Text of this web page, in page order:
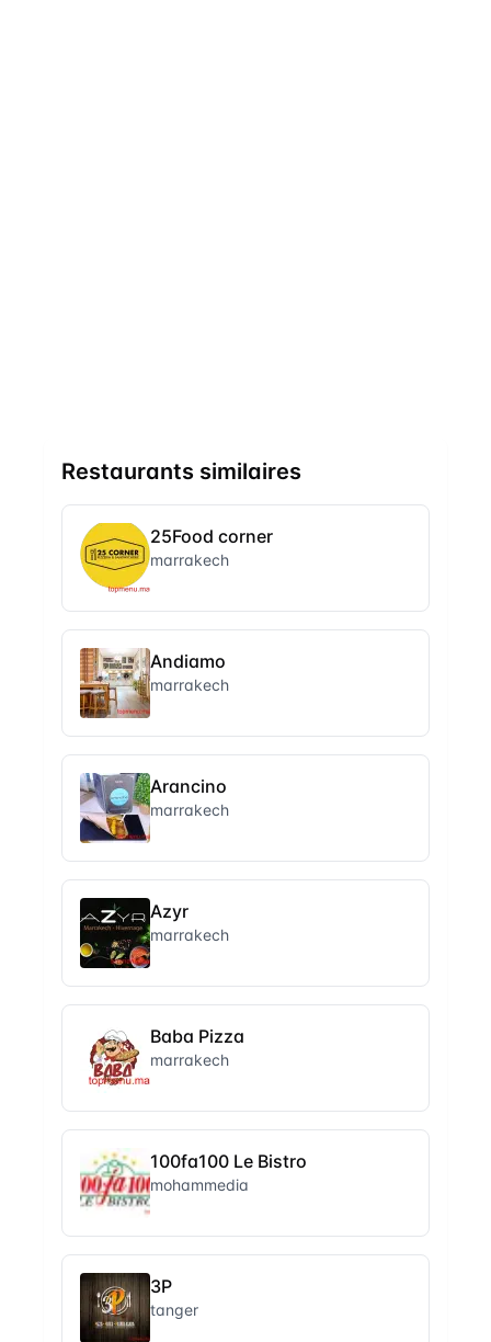
Restaurants similaires
25Food corner
marrakech
Andiamo
marrakech
Arancino
marrakech
Azyr
marrakech
Baba Pizza
marrakech
100fa100 Le Bistro
mohammedia
3P
tanger